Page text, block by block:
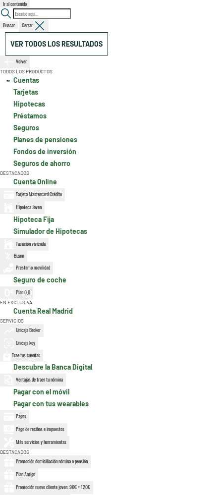
Ir al contenido
Buscar Cerrar
VER TODOS LOS RESULTADOS
Volver
TODOS LOS PRODUCTOS
Cuentas
Tarjetas
Hipotecas
Préstamos
Seguros
Planes de pensiones
Fondos de inversión
Seguros de ahorro
DESTACADOS
Cuenta Online
Tarjeta Mastercard Crédito
Hipoteca Joven
Hipoteca Fija
Simulador de Hipotecas
Tasación vivienda
Bizum
Préstamo movilidad
Seguro de coche
Plan 0,0
EN EXCLUSIVA
Cuenta Real Madrid
SERVICIOS
Unicaja Broker
Unicaja key
Trae tus cuentas
Descubre la Banca Digital
Ventajas de traer tu nómina
Pagar con el móvil
Pagar con tus wearables
Pagos
Pago de recibos e impuestos
Más servicios y herramientas
DESTACADOS
Promoción domiciliación nómina o pensión
Plan Amigo
Promoción nuevo cliente joven: 90€ + 120€